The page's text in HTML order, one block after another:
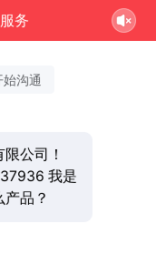
务
沟通
公司！
我是
品？